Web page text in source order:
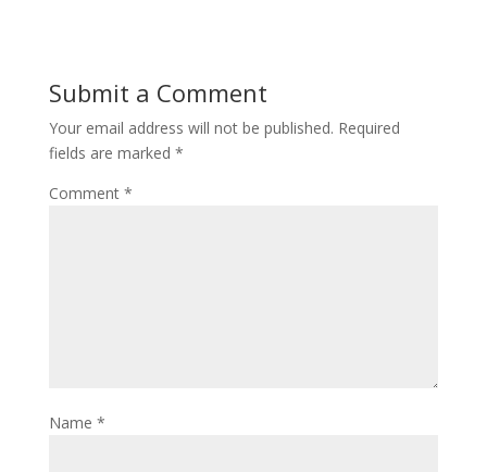
Submit a Comment
Your email address will not be published. Required
fields are marked *
Comment *
Name *